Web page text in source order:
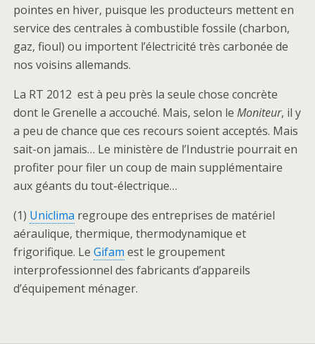
pointes en hiver, puisque les producteurs mettent en
service des centrales à combustible fossile (charbon,
gaz, fioul) ou importent l’électricité très carbonée de
nos voisins allemands.
La RT 2012 est à peu près la seule chose concrète
dont le Grenelle a accouché. Mais, selon le Moniteur, il y
a peu de chance que ces recours soient acceptés. Mais
sait-on jamais… Le ministère de l’Industrie pourrait en
profiter pour filer un coup de main supplémentaire
aux géants du tout-électrique…
(1) Uniclima regroupe des entreprises de matériel
aéraulique, thermique, thermodynamique et
frigorifique. Le Gifam est le groupement
interprofessionnel des fabricants d’appareils
d’équipement ménager.